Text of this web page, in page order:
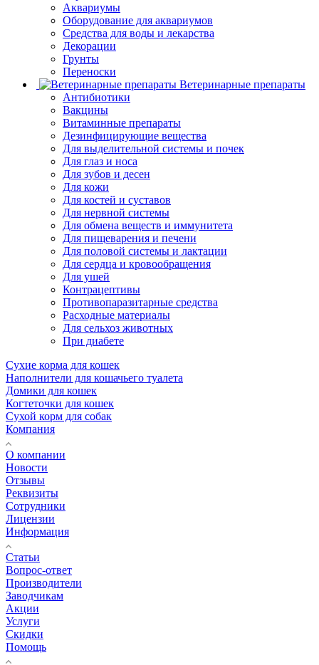
Аквариумы
Оборудование для аквариумов
Средства для воды и лекарства
Декорации
Грунты
Переноски
Ветеринарные препараты
Антибиотики
Вакцины
Витаминные препараты
Дезинфицирующие вещества
Для выделительной системы и почек
Для глаз и носа
Для зубов и десен
Для кожи
Для костей и суставов
Для нервной системы
Для обмена веществ и иммунитета
Для пищеварения и печени
Для половой системы и лактации
Для сердца и кровообращения
Для ушей
Контрацептивы
Противопаразитарные средства
Расходные материалы
Для сельхоз животных
При диабете
Сухие корма для кошек
Наполнители для кошачьего туалета
Домики для кошек
Когтеточки для кошек
Сухой корм для собак
Компания
О компании
Новости
Отзывы
Реквизиты
Сотрудники
Лицензии
Информация
Статьи
Вопрос-ответ
Производители
Заводчикам
Акции
Услуги
Скидки
Помощь